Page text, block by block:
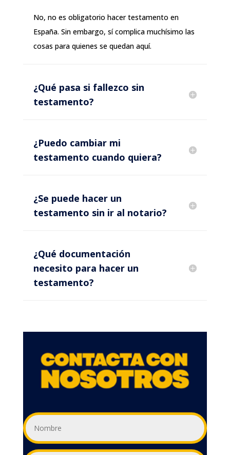
No, no es obligatorio hacer testamento en
España. Sin embargo, sí complica muchísimo las
cosas para quienes se quedan aquí.
¿Qué pasa si fallezco sin
testamento?
¿Puedo cambiar mi
testamento cuando quiera?
¿Se puede hacer un
testamento sin ir al notario?
¿Qué documentación
necesito para hacer un
testamento?